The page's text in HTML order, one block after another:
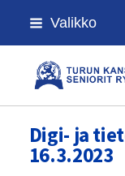
Siirry
sivun
Valikko
Digi- ja
16.3.2023